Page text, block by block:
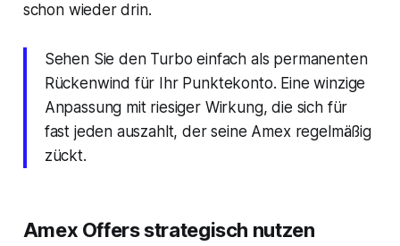
schon wieder drin.
Sehen Sie den Turbo einfach als permanenten
Rückenwind für Ihr Punktekonto. Eine winzige
Anpassung mit riesiger Wirkung, die sich für
fast jeden auszahlt, der seine Amex regelmäßig
zückt.
Amex Offers strategisch nutzen